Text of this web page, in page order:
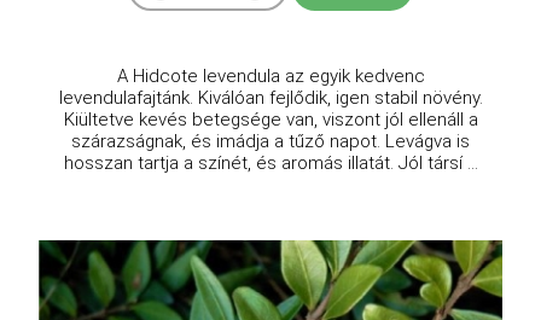
A Hidcote levendula az egyik kedvenc
levendulafajtánk. Kiválóan fejlődik, igen stabil növény.
Kiültetve kevés betegsége van, viszont jól ellenáll a
szárazságnak, és imádja a tűző napot. Levágva is
hosszan tartja a színét, és aromás illatát. Jól társí ...